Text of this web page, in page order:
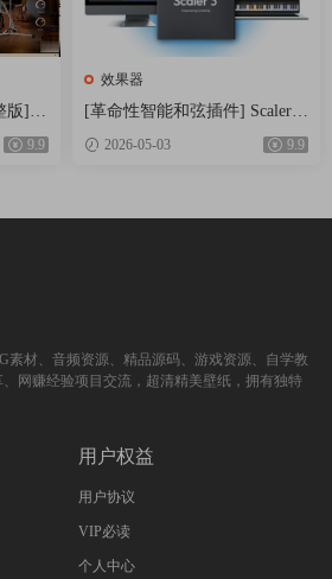
版] X
2 C
9.9
效果器
[革命性智能和弦插件] Scaler
Music Scaler 3 v3.2.2 Regged-H
CiSO [MacOSX]（1.45GB）
2026-05-03 9.9
素材、音频资源、精品源码、游戏资源、自学教
网赚经验项目交流，超清精美壁纸，拥有独特
用户权益
用户协议
VIP必读
个人中心